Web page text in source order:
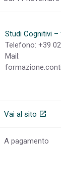
Studi Cognitivi
Telefono: +39
Mail:
Vai al sito open_in_new
A pagamento